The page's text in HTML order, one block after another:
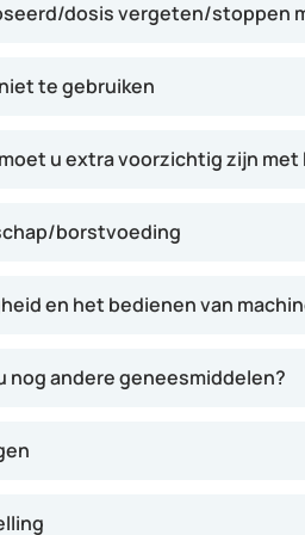
Flixotide werkt niet
Regelmatig gebruik kan ervoor
of COPD-klachten.
dosis vergeten/stoppen
te gebruiken
u extra voorzichtig zijn met
borstvoeding
en het bedienen van
nog andere geneesmiddelen?